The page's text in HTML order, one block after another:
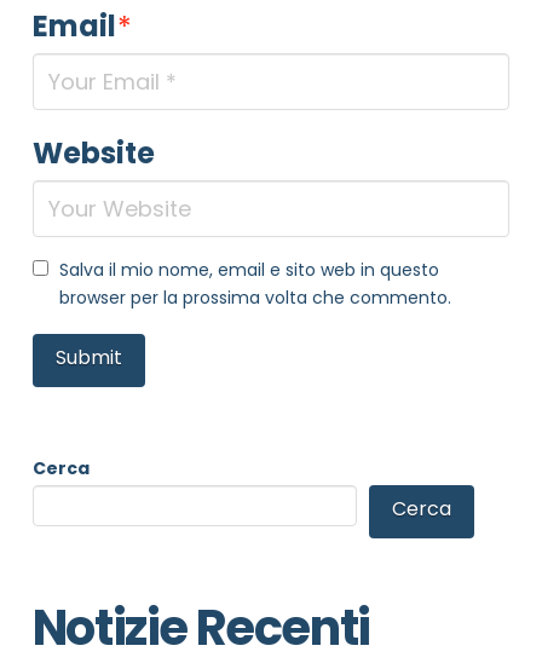
Email*
Website
Salva il mio nome, email e sito web in questo
browser per la prossima volta che commento.
Cerca
Cerca
Notizie Recenti